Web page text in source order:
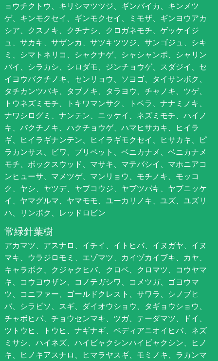
ョウチクトウ、キリシマツツジ、ギンバイカ、キンメツ
ゲ、キンモクセイ、ギンモクセイ、ミモザ、ギンヨウアカ
シア、クスノキ、クチナシ、クロガネモチ、ゲッケイジ
ュ、サカキ、サザンカ、サツキツツジ、サンゴジュ、シキ
ミ、シマトネリコ、シャクナゲ、シャシャンポ、シャリン
バイ、シラカシ、シロダモ、ジンチョウゲ、スダジイ、セ
イヨウバクチノキ、センリョウ、ソヨゴ、タイサンボク、
タチカンツバキ、タブノキ、タラヨウ、チャノキ、ツゲ、
トウネズミモチ、トキワマンサク、トベラ、ナナミノキ、
ナワシログミ、ナンテン、ニッケイ、ネズミモチ、ハイノ
キ、バクチノキ、ハクチョウゲ、ハマヒサカキ、ヒイラ
ギ、ヒイラギナンテン、ヒイラギモクセイ、ヒサカキ、ピ
ラカンサス、ビワ、プリペット、ベニカナメ、ベニカナメ
モチ、ボックスウッド、マサキ、マテバシイ、マホニアコ
ンヒューサ、マメツゲ、マンリョウ、モチノキ、モッコ
ク、ヤシ、ヤツデ、ヤブコウジ、ヤブツバキ、ヤブニッケ
イ、ヤマグルマ、ヤマモモ、ユーカリノキ、ユズ、ユズリ
ハ、リンボク、レッドロビン
常緑針葉樹
アカマツ、アスナロ、イチイ、イトヒバ、イヌガヤ、イヌ
マキ、ウラジロモミ、エゾマツ、カイヅカイブキ、カヤ、
キャラボク、クジャクヒバ、クロベ、クロマツ、コウヤマ
キ、コウヨウザン、コノテガシワ、コメツガ、ゴヨウマ
ツ、コニファー、ゴールドクレスト、サワラ、シノブヒ
バ、シラビソ、スギ、ダイオウショウ、タギョウショウ、
チャボヒバ、チョウセンマキ、ツガ、テーダマツ、ドイ、
ツトウヒ、トウヒ、ナギナギ、ペディアニオイヒバ、ネズ
ミサシ、ハイネズ、ハイビャクシンハイビャクシン、ヒノ
キ、ヒノキアスナロ、ヒマラヤスギ、モミノキ、ラカンマ